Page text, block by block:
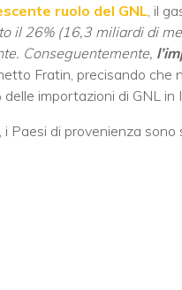
ruolo del GNL , il
il 26% (16,3 miliardi di
Conseguentemente,
Fratin, precisando che
importazioni di GNL in
Paesi di provenienza sono